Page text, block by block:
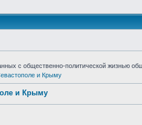
с общественно-политической жизнью
и Крыму
и Крыму